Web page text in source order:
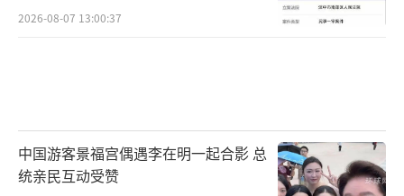
2026-08-07 13:00:37
中国游客景福宫偶遇李在明一起合影 总
统亲民互动受赞